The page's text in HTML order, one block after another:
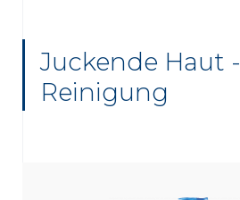
Juckende Haut -
Reinigung